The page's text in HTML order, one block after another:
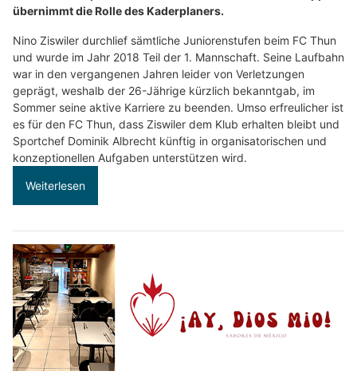
übernimmt die Rolle des Kaderplaners.
Nino Ziswiler durchlief sämtliche Juniorenstufen beim FC Thun
und wurde im Jahr 2018 Teil der 1. Mannschaft. Seine Laufbahn
war in den vergangenen Jahren leider von Verletzungen
geprägt, weshalb der 26-Jährige kürzlich bekanntgab, im
Sommer seine aktive Karriere zu beenden. Umso erfreulicher ist
es für den FC Thun, dass Ziswiler dem Klub erhalten bleibt und
Sportchef Dominik Albrecht künftig in organisatorischen und
konzeptionellen Aufgaben unterstützen wird.
Weiterlesen